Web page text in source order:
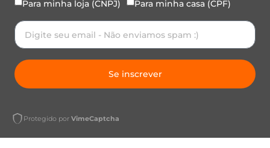
Para minha loja (CNPJ) Para minha casa (CPF)
Se inscrever
Protegido por VimeCaptcha